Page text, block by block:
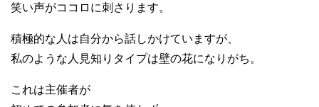
笑い声がココロに刺さります。
積極的な人は自分から話しかけていますが、
私のような人見知りタイプは壁の花になりがち。
これは主催者が